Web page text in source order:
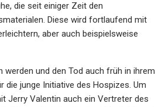
die seit einiger Zeit den
Diese wird fortlaufend mit
aber auch beispielsweise
und den Tod auch früh in ihrem
die junge Initiative des Hospizes. Um
Jerry Valentin auch ein Vertreter des